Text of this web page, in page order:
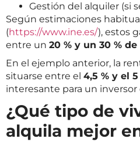
Gestión del alquiler (si
Según estimaciones
(https://www.ine.es/), estos
entre un 20 % y un 30 %
En el ejemplo anterior, la
situarse entre el 4,5 % y el 5
interesante para un inversor
¿Qué tipo de
alquila mejor